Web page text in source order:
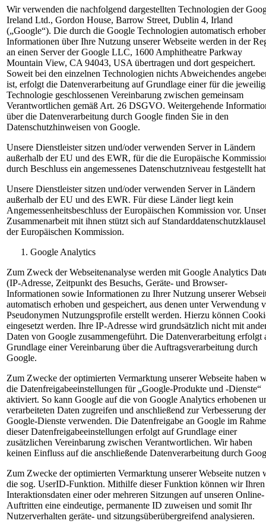
Wir verwenden die nachfolgend dargestellten Technologien der
Ireland Ltd., Gordon House, Barrow Street, Dublin 4, Irland
(„Google“). Die durch die Google Technologien automatisch
Informationen über Ihre Nutzung unserer Webseite werden in der
an einen Server der Google LLC, 1600 Amphitheatre Parkway
Mountain View, CA 94043, USA übertragen und dort gespeichert.
Soweit bei den einzelnen Technologien nichts Abweichendes
ist, erfolgt die Datenverarbeitung auf Grundlage einer für die
Technologie geschlossenen Vereinbarung zwischen gemeinsam
Verantwortlichen gemäß Art. 26 DSGVO. Weitergehende
über die Datenverarbeitung durch Google finden Sie in den
Datenschutzhinweisen von Google.
Unsere Dienstleister sitzen und/oder verwenden Server in Ländern
außerhalb der EU und des EWR, für die die Europäische
durch Beschluss ein angemessenes Datenschutzniveau festgestellt
Unsere Dienstleister sitzen und/oder verwenden Server in Ländern
außerhalb der EU und des EWR. Für diese Länder liegt kein
Angemessenheitsbeschluss der Europäischen Kommission vor.
Zusammenarbeit mit ihnen stützt sich auf
der Europäischen Kommission.
Google Analytics
Zum Zweck der Webseitenanalyse werden mit Google Analytics
(IP-Adresse, Zeitpunkt des Besuchs, Geräte- und Browser-
Informationen sowie Informationen zu Ihrer Nutzung unserer
automatisch erhoben und gespeichert, aus denen unter Verwendung
Pseudonymen Nutzungsprofile erstellt werden. Hierzu können
eingesetzt werden. Ihre IP-Adresse wird grundsätzlich nicht mit
Daten von Google zusammengeführt. Die Datenverarbeitung erfolgt
Grundlage einer Vereinbarung über die Auftragsverarbeitung durch
Google.
Zum Zwecke der optimierten Vermarktung unserer Webseite haben
die Datenfreigabeeinstellungen für „Google-Produkte und -Dienste“
aktiviert. So kann Google auf die von Google Analytics erhobenen
verarbeiteten Daten zugreifen und anschließend zur Verbesserung der
Google-Dienste verwenden. Die Datenfreigabe an Google im
dieser Datenfreigabeeinstellungen erfolgt auf Grundlage einer
zusätzlichen Vereinbarung zwischen Verantwortlichen. Wir haben
keinen Einfluss auf die anschließende Datenverarbeitung durch
Zum Zwecke der optimierten Vermarktung unserer Webseite nutzen
die sog. UserID-Funktion. Mithilfe dieser Funktion können wir Ihren
Interaktionsdaten einer oder mehreren Sitzungen auf unseren Online-
Auftritten eine eindeutige, permanente ID zuweisen und somit Ihr
Nutzerverhalten geräte- und sitzungsüberübergreifend analysieren.